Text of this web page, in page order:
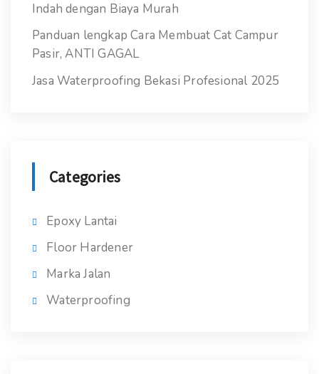
Indah dengan Biaya Murah
Panduan lengkap Cara Membuat Cat Campur
Pasir, ANTI GAGAL
Jasa Waterproofing Bekasi Profesional 2025
Categories
Epoxy Lantai
Floor Hardener
Marka Jalan
Waterproofing